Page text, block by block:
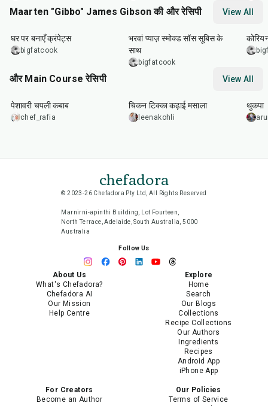
Maarten "Gibbo" James Gibson की और रेसिपी View All
घर पर बनाएँ क्रंपेट्स
bigfatcook
भरवां प्याज़ स्मोक्ड सॉस सूबिस के
साथ
bigfatcook
और Main Course रेसिपी View All
50
पेशावरी चपली कबाब
chef_rafia
चिकन टिक्का कढ़ाई मसाला
leenakohli
थुकपा
chefadora
© 2023-26 Chefadora Pty Ltd, All Rights Reserved
Marnirni-apinthi Building, Lot Fourteen,
North Terrace, Adelaide, South Australia, 5000
Australia
Follow Us
About Us
What's Chefadora?
Chefadora AI
Our Mission
Help Centre
Explore
Home
Search
Our Blogs
Collections
Recipe Collections
Our Authors
Ingredients
Recipes
Android App
iPhone App
For Creators
Become an Author
Our Policies
Terms of Service